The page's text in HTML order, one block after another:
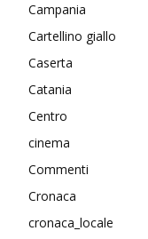
Campania
Cartellino giallo
Caserta
Catania
Centro
cinema
Commenti
Cronaca
cronaca_locale